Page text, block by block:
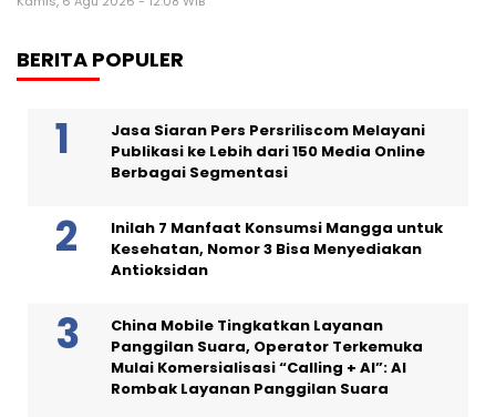
BERITA POPULER
Jasa Siaran Pers Persriliscom Melayani
Publikasi ke Lebih dari 150 Media Online
Berbagai Segmentasi
Inilah 7 Manfaat Konsumsi Mangga untuk
Kesehatan, Nomor 3 Bisa Menyediakan
Antioksidan
China Mobile Tingkatkan Layanan
Panggilan Suara, Operator Terkemuka
Mulai Komersialisasi “Calling + AI”: AI
Rombak Layanan Panggilan Suara